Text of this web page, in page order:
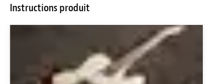
Instructions produit